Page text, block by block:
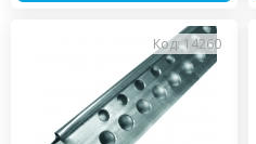
Код: 14260